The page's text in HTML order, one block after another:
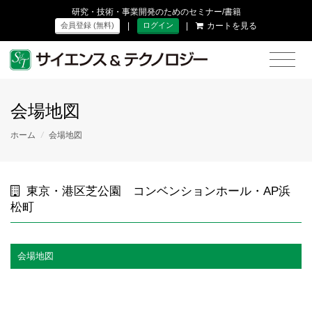
研究・技術・事業開発のためのセミナー/書籍
会員登録 (無料) | ログイン | カートを見る
会場地図
ホーム / 会場地図
東京・港区芝公園 コンベンションホール・AP浜
松町
会場地図